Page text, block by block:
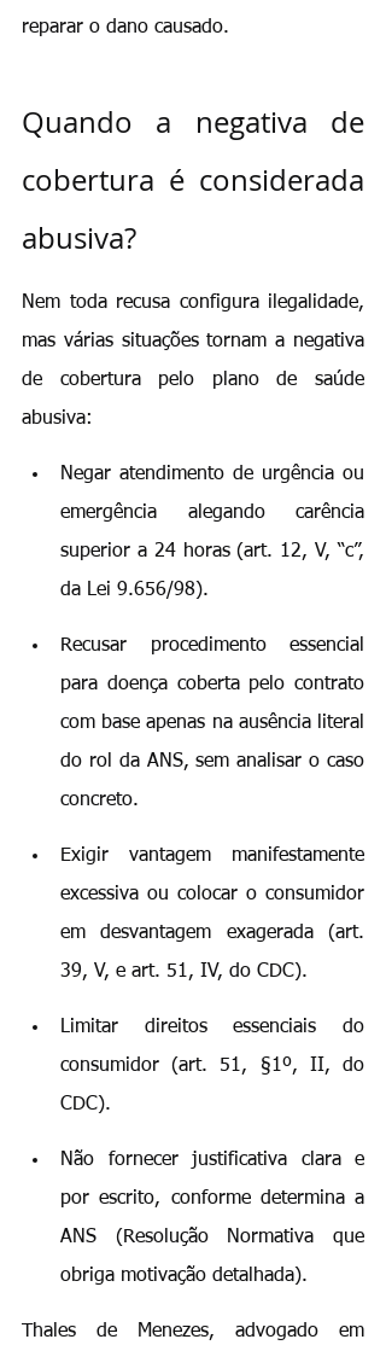
reparar o dano causado.
Quando a negativa de
cobertura é considerada
abusiva?
Nem toda recusa configura ilegalidade,
mas várias situações tornam a negativa
de cobertura pelo plano de saúde
abusiva:
Negar atendimento de urgência ou
emergência alegando carência
superior a 24 horas (art. 12, V, “c”,
da Lei 9.656/98).
Recusar procedimento essencial
para doença coberta pelo contrato
com base apenas na ausência literal
do rol da ANS, sem analisar o caso
concreto.
Exigir vantagem manifestamente
excessiva ou colocar o consumidor
em desvantagem exagerada (art.
39, V, e art. 51, IV, do CDC).
Limitar direitos essenciais do
consumidor (art. 51, §1º, II, do
CDC).
Não fornecer justificativa clara e
por escrito, conforme determina a
ANS (Resolução Normativa que
obriga motivação detalhada).
Thales de Menezes, advogado em